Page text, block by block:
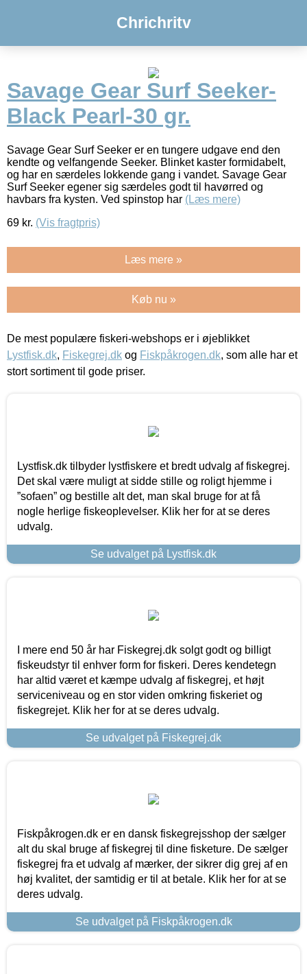
Chrichritv
Savage Gear Surf Seeker-
Black Pearl-30 gr.
Savage Gear Surf Seeker er en tungere udgave end den
kendte og velfangende Seeker. Blinket kaster formidabelt,
og har en særdeles lokkende gang i vandet. Savage Gear
Surf Seeker egener sig særdeles godt til havørred og
havbars fra kysten. Ved spinstop har (Læs mere)
69 kr. (Vis fragtpris)
Læs mere »
Køb nu »
De mest populære fiskeri-webshops er i øjeblikket
Lystfisk.dk, Fiskegrej.dk og Fiskpåkrogen.dk, som alle har et
stort sortiment til gode priser.
Lystfisk.dk tilbyder lystfiskere et bredt udvalg af fiskegrej.
Det skal være muligt at sidde stille og roligt hjemme i
”sofaen” og bestille alt det, man skal bruge for at få
nogle herlige fiskeoplevelser. Klik her for at se deres
udvalg.
Se udvalget på Lystfisk.dk
I mere end 50 år har Fiskegrej.dk solgt godt og billigt
fiskeudstyr til enhver form for fiskeri. Deres kendetegn
har altid været et kæmpe udvalg af fiskegrej, et højt
serviceniveau og en stor viden omkring fiskeriet og
fiskegrejet. Klik her for at se deres udvalg.
Se udvalget på Fiskegrej.dk
Fiskpåkrogen.dk er en dansk fiskegrejsshop der sælger
alt du skal bruge af fiskegrej til dine fisketure. De sælger
fiskegrej fra et udvalg af mærker, der sikrer dig grej af en
høj kvalitet, der samtidig er til at betale. Klik her for at se
deres udvalg.
Se udvalget på Fiskpåkrogen.dk